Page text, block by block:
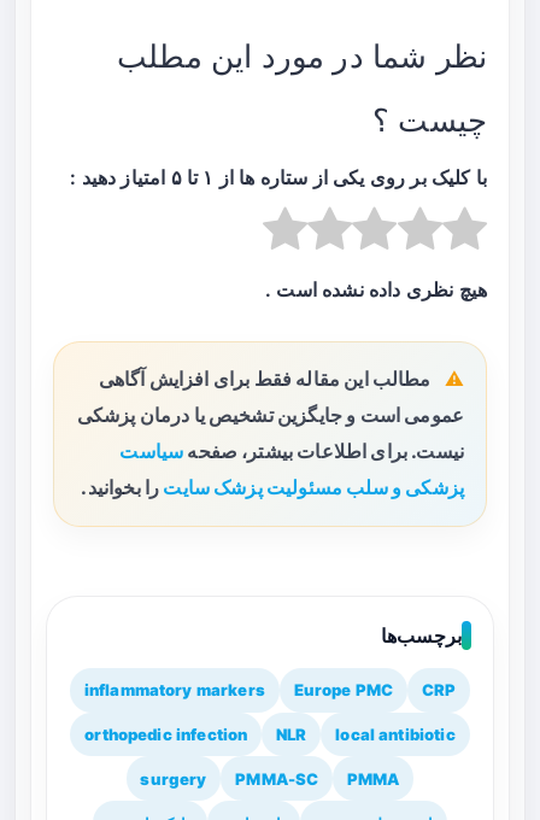
نظر شما در مورد این مطلب
چیست ؟
با کلیک بر روی یکی از ستاره ها از ۱ تا ۵ امتیاز دهید :
هیچ نظری داده نشده است .
مطالب این مقاله فقط برای افزایش آگاهی
عمومی است و جایگزین تشخیص یا درمان پزشکی
نیست. برای اطلاعات بیشتر، صفحه سیاست
پزشکی و سلب مسئولیت پزشک سایت را بخوانید.
برچسب‌ها
CRP
Europe PMC
inflammatory markers
local antibiotic
NLR
orthopedic infection
PMMA
PMMA-SC
surgery